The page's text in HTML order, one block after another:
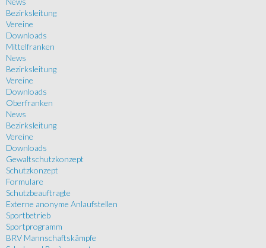
Bezirksleitung
Vereine
Downloads
Mittelfranken
News
Bezirksleitung
Vereine
Downloads
Oberfranken
News
Bezirksleitung
Vereine
Downloads
Gewaltschutzkonzept
Schutzkonzept
Formulare
Schutzbeauftragte
Externe anonyme Anlaufstellen
Sportbetrieb
Sportprogramm
BRV Mannschaftskämpfe